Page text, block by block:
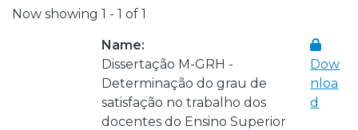
Now showing 1 - 1 of 1
Name:
Dissertação M-GRH -
Determinação do grau de
satisfação no trabalho dos
docentes do Ensino Superior
Dow
nloa
d